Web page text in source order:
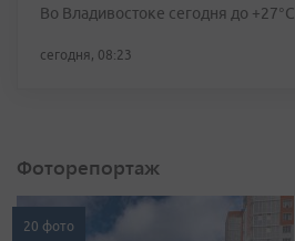
Во Владивостоке сегодня до +27°С
сегодня, 08:23
Фоторепортаж
20 фото